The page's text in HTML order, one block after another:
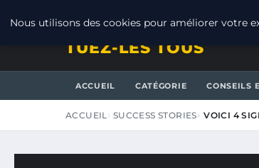
TUEZ-LES TOUS
ACCUEIL CATÉGORIE CONSEILS
ACCUEIL SUCCESS STORIES VOICI 4
Nous utilisons des cookies pour améliorer votre